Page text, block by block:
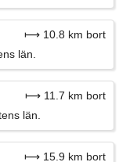
⟼ 10.8 km bort
län.
⟼ 11.7 km bort
län.
⟼ 15.9 km bort